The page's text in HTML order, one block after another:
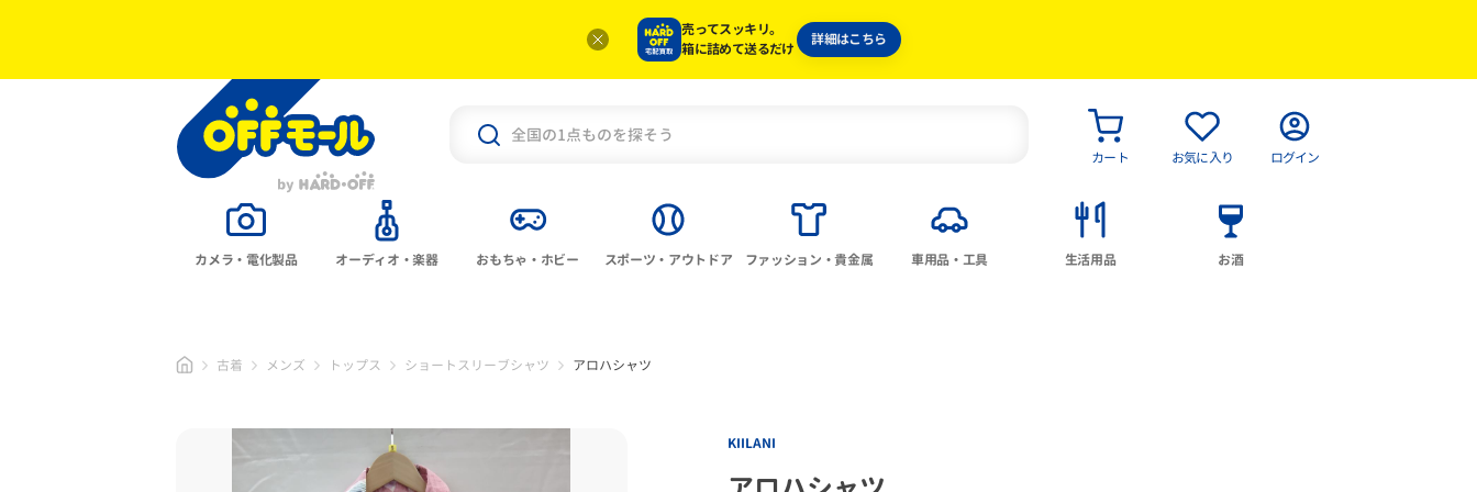
売ってスッキリ。
箱に詰めて送るだけ
詳細はこちら
カート お気に入り ログイン
カメラ・電化製品 オーディオ・楽器 おもちゃ・ホビー スポーツ・アウトドア ファッション・貴金属 車用品・工具 生活用品 お酒
古着 メンズ トップス ショートスリーブシャツ アロハシャツ
KIILANI